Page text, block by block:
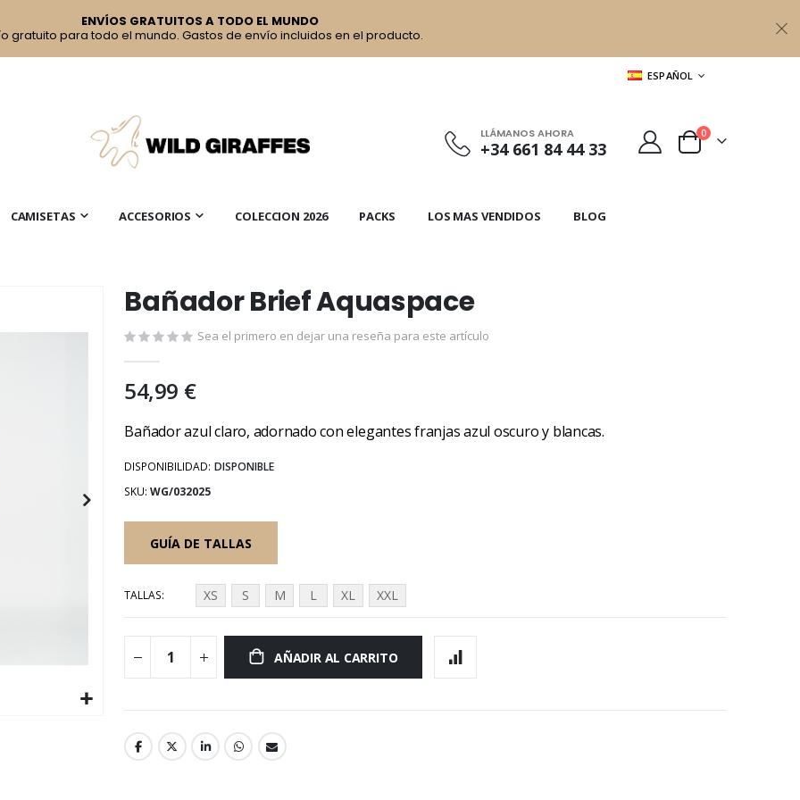
ENVÍOS GRATUITOS A TODO EL MUNDO
gratuito para todo el mundo. Gastos de envío incluidos en el producto.
LENGUAJE
ESPAÑOL
LLÁMANOS AHORA
+34 661 84 44 33 Cart
0artículos
CAMISETAS ACCESORIOS COLECCION 2026 PACKS LOS MAS VENDIDOS BLOG
Bañador Brief Aquaspace
Sea el primero en dejar una reseña para este artículo
54,99 €
Bañador azul claro, adornado con elegantes franjas azul oscuro y blancas.
DISPONIBILIDAD: DISPONIBLE
SKU WG/032025
GUÍA DE TALLAS
TALLAS XS S M L XL XXL
AÑADIR AL CARRITO